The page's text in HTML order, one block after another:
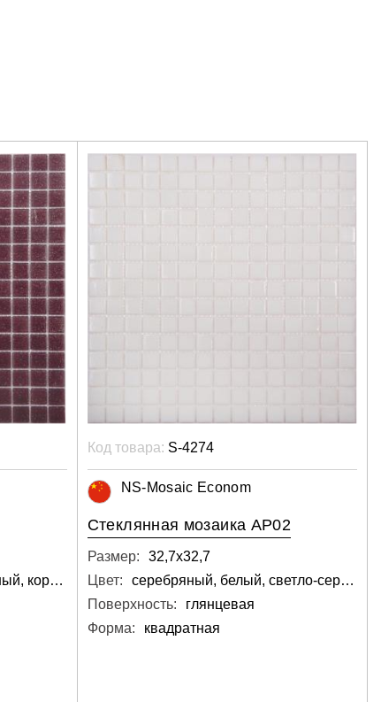
кармин, индиго, кирпичный, коричневый, тёмный, чёрный, вишнёвый
Код товара: S-4274
NS-Mosaic Econom
Стеклянная мозаика AP02
Размер:
32,7х32,7
Цвет:
серебряный, белый, светло-серый
Поверхность:
глянцевая
Форма:
квадратная